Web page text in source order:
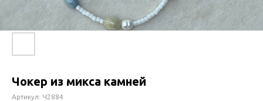
Чокер из микса камней
Артикул: Ч2884